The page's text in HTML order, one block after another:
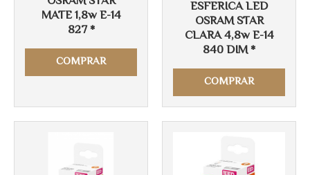
MATE 1,8w E-14
827 *
COMPRAR
ESFERICA LED
OSRAM STAR
CLARA 4,8w E-14
840 DIM *
COMPRAR